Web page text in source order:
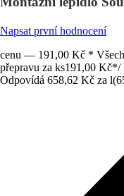
Napsat první hodnocení
cenu — 191,00 Kč *
přepravu za ks191,00 Kč*/
Odpovídá 658,62 Kč za l(